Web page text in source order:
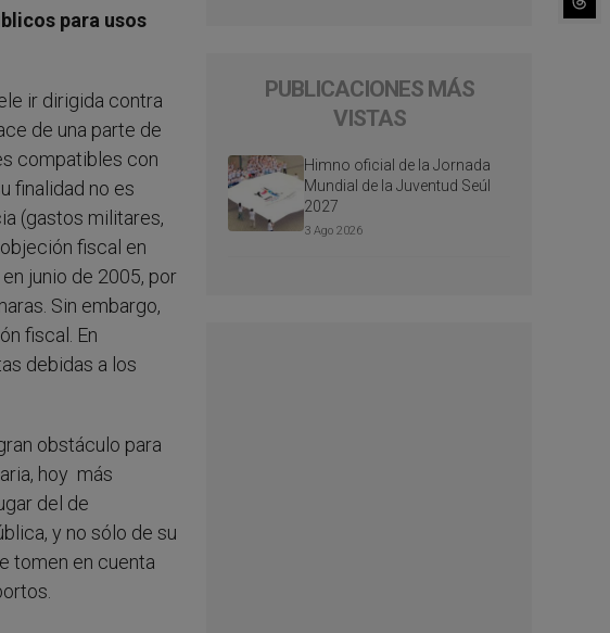
para usos
ir dirigida contra
de una parte de
compatibles con
finalidad no es
(gastos militares,
fiscal en
junio de 2005, por
Sin embargo,
fiscal. En
debidas a los
obstáculo para
hoy más
del de
y no sólo de su
tomen en cuenta
PUBLICACIONES MÁS
VISTAS
Himno oficial de la Jornada
Mundial de la Juventud Seúl
2027
3 Ago 2026